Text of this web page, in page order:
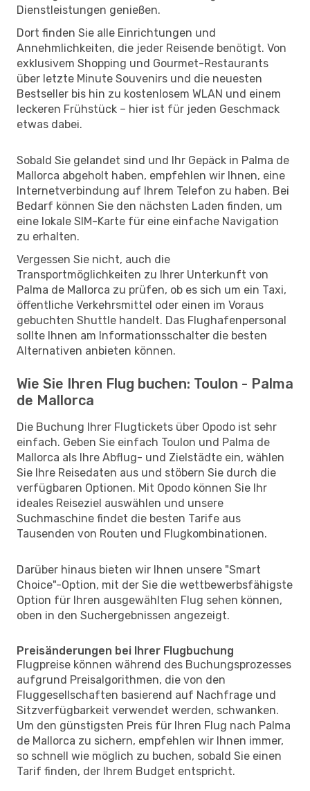
Dienstleistungen genießen.
Dort finden Sie alle Einrichtungen und
Annehmlichkeiten, die jeder Reisende benötigt. Von
exklusivem Shopping und Gourmet-Restaurants
über letzte Minute Souvenirs und die neuesten
Bestseller bis hin zu kostenlosem WLAN und einem
leckeren Frühstück – hier ist für jeden Geschmack
etwas dabei.
Sobald Sie gelandet sind und Ihr Gepäck in Palma de
Mallorca abgeholt haben, empfehlen wir Ihnen, eine
Internetverbindung auf Ihrem Telefon zu haben. Bei
Bedarf können Sie den nächsten Laden finden, um
eine lokale SIM-Karte für eine einfache Navigation
zu erhalten.
Vergessen Sie nicht, auch die
Transportmöglichkeiten zu Ihrer Unterkunft von
Palma de Mallorca zu prüfen, ob es sich um ein Taxi,
öffentliche Verkehrsmittel oder einen im Voraus
gebuchten Shuttle handelt. Das Flughafenpersonal
sollte Ihnen am Informationsschalter die besten
Alternativen anbieten können.
Wie Sie Ihren Flug buchen: Toulon - Palma
de Mallorca
Die Buchung Ihrer Flugtickets über Opodo ist sehr
einfach. Geben Sie einfach Toulon und Palma de
Mallorca als Ihre Abflug- und Zielstädte ein, wählen
Sie Ihre Reisedaten aus und stöbern Sie durch die
verfügbaren Optionen. Mit Opodo können Sie Ihr
ideales Reiseziel auswählen und unsere
Suchmaschine findet die besten Tarife aus
Tausenden von Routen und Flugkombinationen.
Darüber hinaus bieten wir Ihnen unsere "Smart
Choice"-Option, mit der Sie die wettbewerbsfähigste
Option für Ihren ausgewählten Flug sehen können,
oben in den Suchergebnissen angezeigt.
Preisänderungen bei Ihrer Flugbuchung
Flugpreise können während des Buchungsprozesses
aufgrund Preisalgorithmen, die von den
Fluggesellschaften basierend auf Nachfrage und
Sitzverfügbarkeit verwendet werden, schwanken.
Um den günstigsten Preis für Ihren Flug nach Palma
de Mallorca zu sichern, empfehlen wir Ihnen immer,
so schnell wie möglich zu buchen, sobald Sie einen
Tarif finden, der Ihrem Budget entspricht.